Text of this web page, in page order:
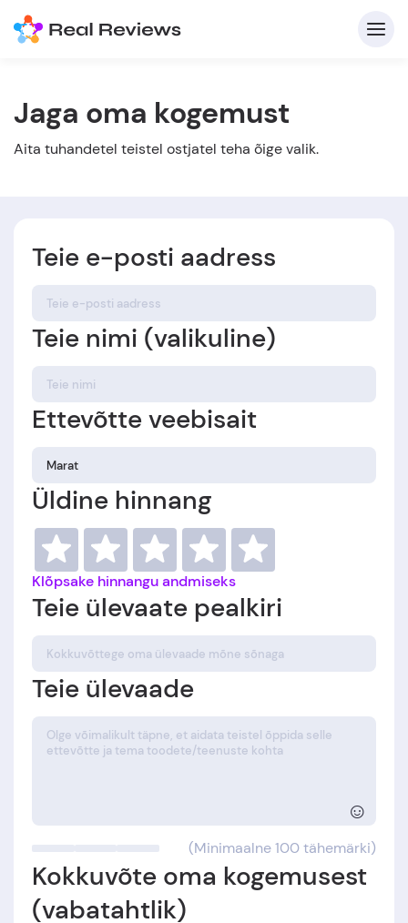
Jaga oma kogemust
Aita tuhandetel teistel ostjatel teha õige valik.
Teie e-posti aadress
Teie nimi (valikuline)
Ettevõtte veebisait
Üldine hinnang
Klõpsake hinnangu andmiseks
Teie ülevaate pealkiri
Teie ülevaade
☺
(Minimaalne 100 tähemärki)
Kokkuvõte oma kogemusest
(vabatahtlik)